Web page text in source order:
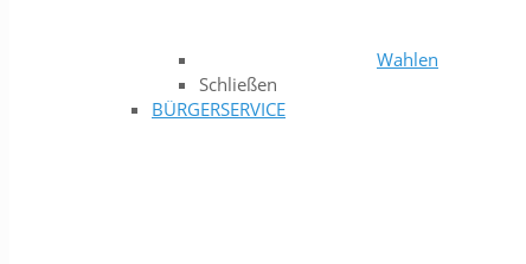
Wahlen
Schließen
BÜRGERSERVICE